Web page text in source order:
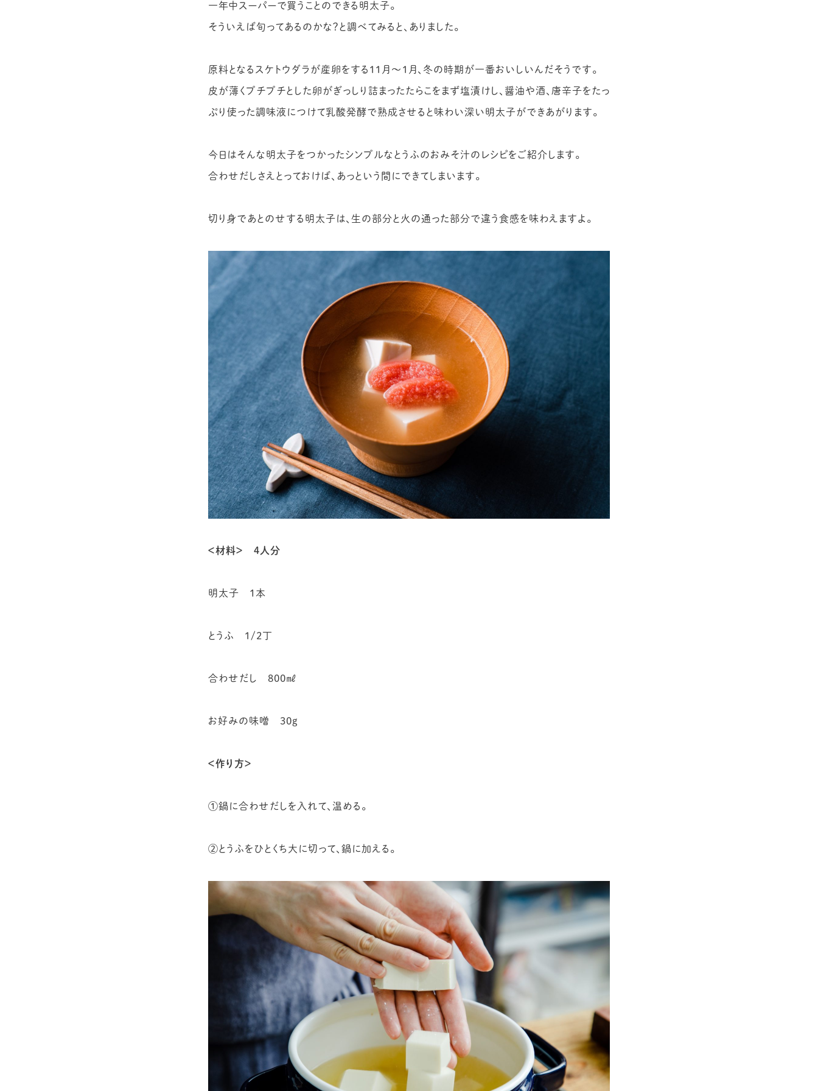
一年中スーパーで買うことのできる明太子。
そういえば旬ってあるのかな？と調べてみると、ありました。
原料となるスケトウダラが産卵をする11月〜1月、冬の時期が一番おいしいんだそうです。
皮が薄くプチプチとした卵がぎっしり詰まったたらこをまず塩漬けし、醤油や酒、唐辛子をたっ
ぷり使った調味液につけて乳酸発酵で熟成させると味わい深い明太子ができあがります。
今日はそんな明太子をつかったシンプルなとうふのおみそ汁のレシピをご紹介します。
合わせだしさえとっておけば、あっという間にできてしまいます。
切り身であとのせする明太子は、生の部分と火の通った部分で違う食感を味わえますよ。
＜材料＞ ４人分
明太子 １本
とうふ 1/2丁
合わせだし 800㎖
お好みの味噌 30g
＜作り方＞
①鍋に合わせだしを入れて、温める。
②とうふをひとくち大に切って、鍋に加える。